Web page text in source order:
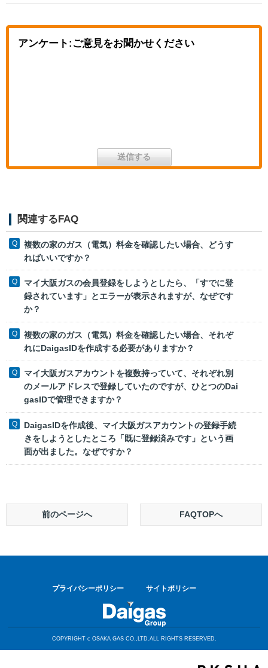
アンケート:ご意見をお聞かせください
関連するFAQ
複数の家のガス（電気）料金を確認したい場合、どうす
ればいいですか？
マイ大阪ガスの会員登録をしようとしたら、「すでに登
録されています」とエラーが表示されますが、なぜです
か？
複数の家のガス（電気）料金を確認したい場合、それぞ
れにDaigasIDを作成する必要がありますか？
マイ大阪ガスアカウントを複数持っていて、それぞれ別
のメールアドレスで登録していたのですが、ひとつのDai
gasIDで管理できますか？
DaigasIDを作成後、マイ大阪ガスアカウントの登録手続
きをしようとしたところ「既に登録済みです」という画
面が出ました。なぜですか？
前のページへ FAQTOPへ
プライバシーポリシー サイトポリシー
COPYRIGHT c OSAKA GAS CO.,LTD.ALL RIGHTS RESERVED.